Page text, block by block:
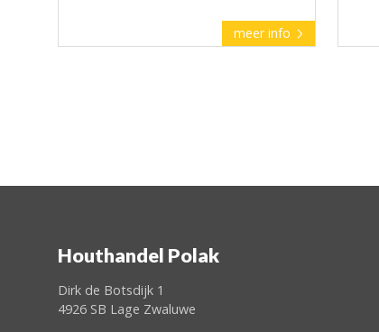
meer info
Houthandel Polak
Dirk de Botsdijk 1
4926 SB Lage Zwaluwe